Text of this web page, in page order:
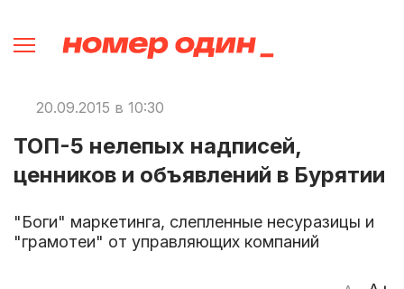
20.09.2015 в 10:30
ТОП-5 нелепых надписей,
ценников и объявлений в Бурятии
"Боги" маркетинга, слепленные несуразицы и
"грамотеи" от управляющих компаний